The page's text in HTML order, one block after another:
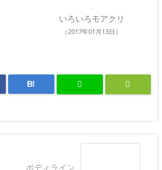
いろいろモアクリ
（2017年01月13日）
B!
ボディライン